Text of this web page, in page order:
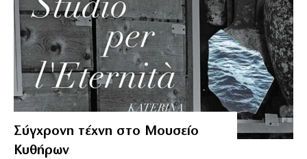
Σύγχρονη τέχνη στο Μουσείο
Κυθήρων